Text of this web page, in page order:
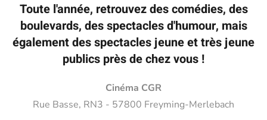
Toute l'année, retrouvez des comédies, des
boulevards, des spectacles d'humour, mais
également des spectacles jeune et très jeune
publics près de chez vous !
Cinéma CGR
Rue Basse, RN3 - 57800 Freyming-Merlebach